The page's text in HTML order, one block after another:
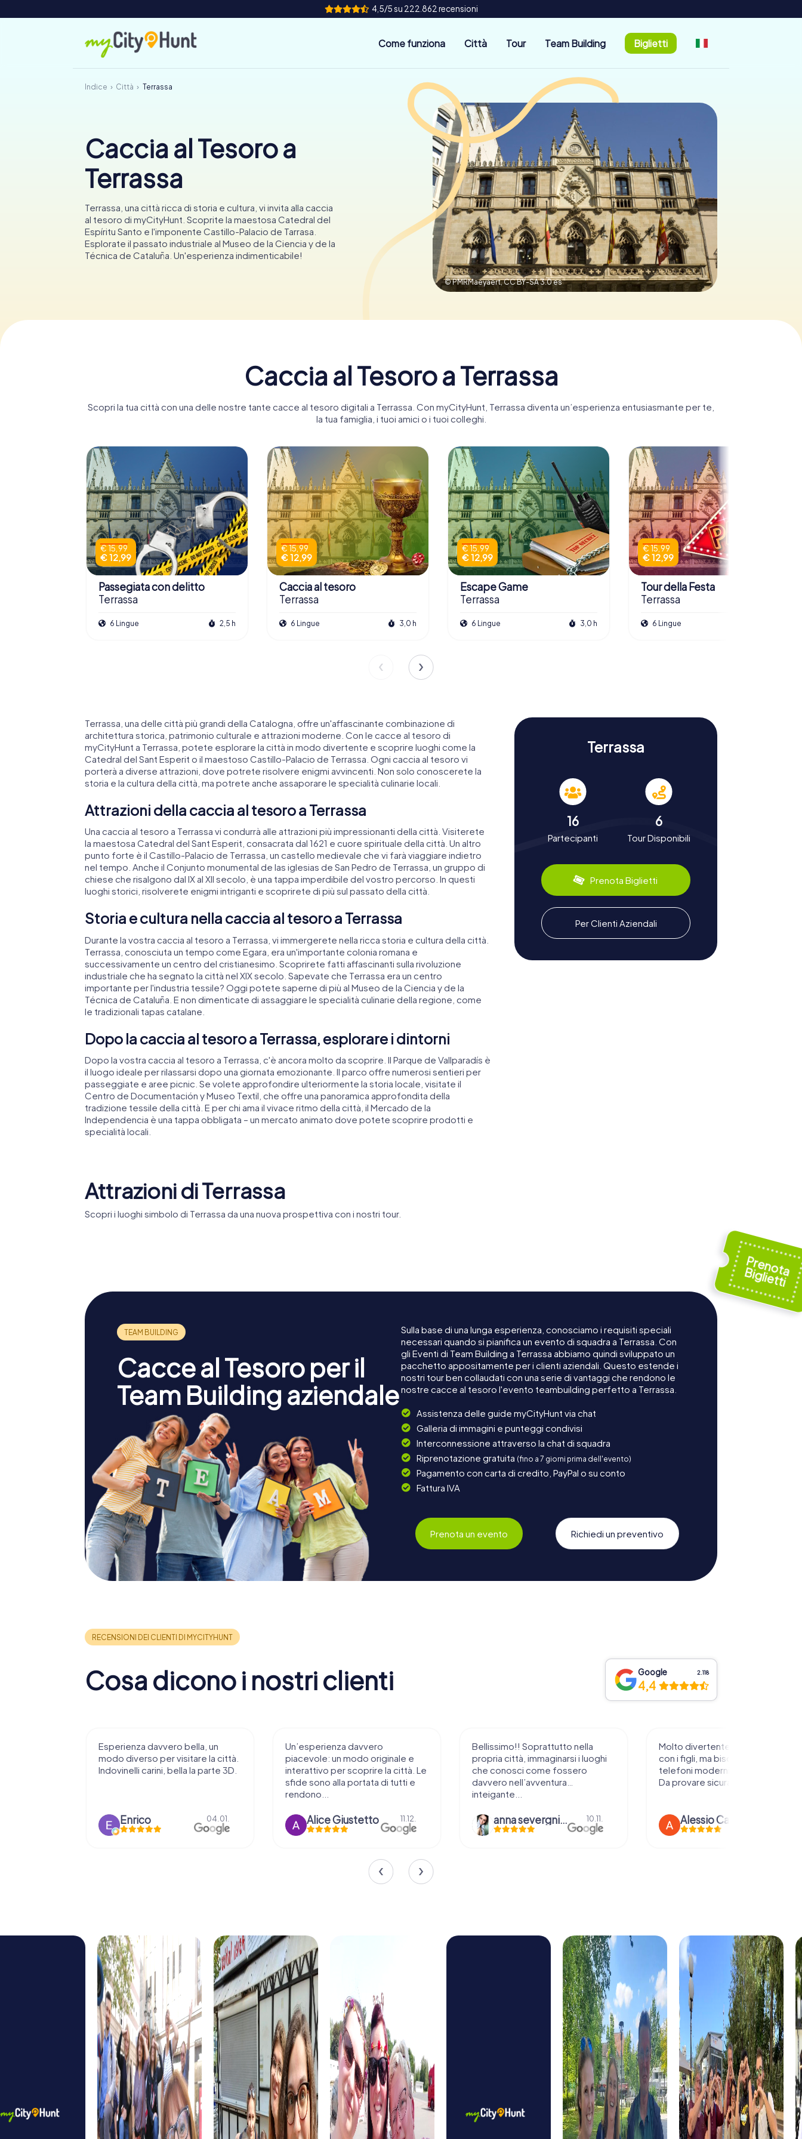
4,5/5 su 222.862 recensioni
Come funziona Città Tour Team Building Biglietti
Indice Città Terrassa
Caccia al Tesoro a
Terrassa
Terrassa, una città ricca di storia e cultura, vi invita alla caccia
al tesoro di myCityHunt. Scoprite la maestosa Catedral del
Espíritu Santo e l'imponente Castillo-Palacio de Tarrasa.
Esplorate il passato industriale al Museo de la Ciencia y de la
Técnica de Cataluña. Un'esperienza indimenticabile!
© PMRMaeyaert,CC BY-SA 3.0 es
Caccia al Tesoro a Terrassa
Scopri la tua città con una delle nostre tante cacce al tesoro digitali a Terrassa. Con myCityHunt, Terrassa diventa un’esperienza entusiasmante per te,
la tua famiglia, i tuoi amici o i tuoi colleghi.
€ 15,99
€ 12,99
Passegiata con delitto
Terrassa
6 Lingue 2,5 h
€ 15,99
€ 12,99
Caccia al tesoro
Terrassa
6 Lingue 3,0 h
€ 15,99
€ 12,99
Escape Game
Terrassa
6 Lingue 3,0 h
€ 15,99
€ 12,99
Tour della Festa
Terrassa
6 Lingue
Terrassa, una delle città più grandi della Catalogna, offre un'affascinante combinazione di
architettura storica, patrimonio culturale e attrazioni moderne. Con le cacce al tesoro di
myCityHunt a Terrassa, potete esplorare la città in modo divertente e scoprire luoghi come la
Catedral del Sant Esperit o il maestoso Castillo-Palacio de Terrassa. Ogni caccia al tesoro vi
porterà a diverse attrazioni, dove potrete risolvere enigmi avvincenti. Non solo conoscerete la
storia e la cultura della città, ma potrete anche assaporare le specialità culinarie locali.
Attrazioni della caccia al tesoro a Terrassa
Una caccia al tesoro a Terrassa vi condurrà alle attrazioni più impressionanti della città. Visiterete
la maestosa Catedral del Sant Esperit, consacrata dal 1621 e cuore spirituale della città. Un altro
punto forte è il Castillo-Palacio de Terrassa, un castello medievale che vi farà viaggiare indietro
nel tempo. Anche il Conjunto monumental de las iglesias de San Pedro de Terrassa, un gruppo di
chiese che risalgono dal IX al XII secolo, è una tappa imperdibile del vostro percorso. In questi
luoghi storici, risolverete enigmi intriganti e scoprirete di più sul passato della città.
Storia e cultura nella caccia al tesoro a Terrassa
Durante la vostra caccia al tesoro a Terrassa, vi immergerete nella ricca storia e cultura della città.
Terrassa, conosciuta un tempo come Egara, era un'importante colonia romana e
successivamente un centro del cristianesimo. Scoprirete fatti affascinanti sulla rivoluzione
industriale che ha segnato la città nel XIX secolo. Sapevate che Terrassa era un centro
importante per l'industria tessile? Oggi potete saperne di più al Museo de la Ciencia y de la
Técnica de Cataluña. E non dimenticate di assaggiare le specialità culinarie della regione, come
le tradizionali tapas catalane.
Dopo la caccia al tesoro a Terrassa, esplorare i dintorni
Dopo la vostra caccia al tesoro a Terrassa, c'è ancora molto da scoprire. Il Parque de Vallparadís è
il luogo ideale per rilassarsi dopo una giornata emozionante. Il parco offre numerosi sentieri per
passeggiate e aree picnic. Se volete approfondire ulteriormente la storia locale, visitate il
Centro de Documentación y Museo Textil, che offre una panoramica approfondita della
tradizione tessile della città. E per chi ama il vivace ritmo della città, il Mercado de la
Independencia è una tappa obbligata – un mercato animato dove potete scoprire prodotti e
specialità locali.
Terrassa
16
Partecipanti
6
Tour Disponibili
Prenota Biglietti
Per Clienti Aziendali
Attrazioni di Terrassa
Scopri i luoghi simbolo di Terrassa da una nuova prospettiva con i nostri tour.
Conjunto
Cacce al Tesoro per il
Team Building aziendale
Sulla base di una lunga esperienza, conosciamo i requisiti speciali
necessari quando si pianifica un evento di squadra a Terrassa. Con
gli Eventi di Team Building a Terrassa abbiamo quindi sviluppato un
pacchetto appositamente per i clienti aziendali. Questo estende i
nostri tour ben collaudati con una serie di vantaggi che rendono le
nostre cacce al tesoro l'evento teambuilding perfetto a Terrassa.
Assistenza delle guide myCityHunt via chat
Galleria di immagini e punteggi condivisi
Interconnessione attraverso la chat di squadra
Riprenotazione gratuita (fino a 7 giorni prima dell'evento)
Pagamento con carta di credito, PayPal o su conto
Fattura IVA
Prenota un evento Richiedi un preventivo
Cosa dicono i nostri clienti Google 2.118
4,4
Esperienza davvero bella, un
modo diverso per visitare la città.
Indovinelli carini, bella la parte 3D.
Enrico 04.01.
Un’esperienza davvero
piacevole: un modo originale e
interattivo per scoprire la città. Le
sfide sono alla portata di tutti e
rendono...
Alice Giustetto 11.12.
Bellissimo!! Soprattutto nella
propria città, immaginarsi i luoghi
che conosci come fossero
davvero nell’avventura…
inteigante...
anna severgnini 10.11.
Molto divertente da sperimentare
con i figli, ma bisogna avere
telefoni moderni e rete stabile.
Da provare sicuramente !
Alessio Car